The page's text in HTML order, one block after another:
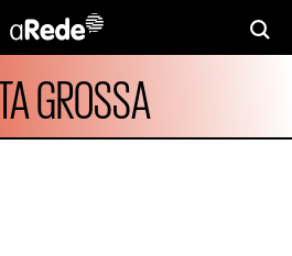
GROSSA